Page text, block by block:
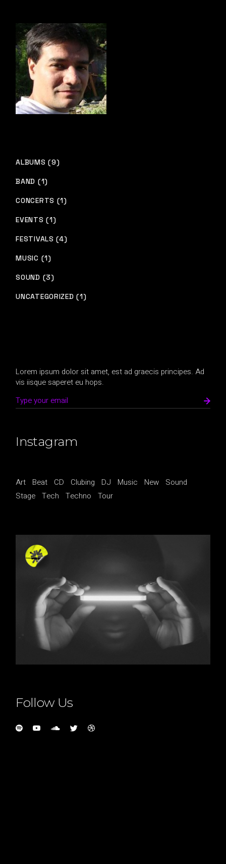
ALBUMS (9)
BAND (1)
CONCERTS (1)
EVENTS (1)
FESTIVALS (4)
MUSIC (1)
SOUND (3)
UNCATEGORIZED (1)
Lorem ipsum dolor sit amet, est ad graecis principes. Ad
vis iisque saperet eu hops.
Instagram
Art Beat CD Clubing DJ Music New
Sound
Stage
Tech Techno Tour
Follow Us